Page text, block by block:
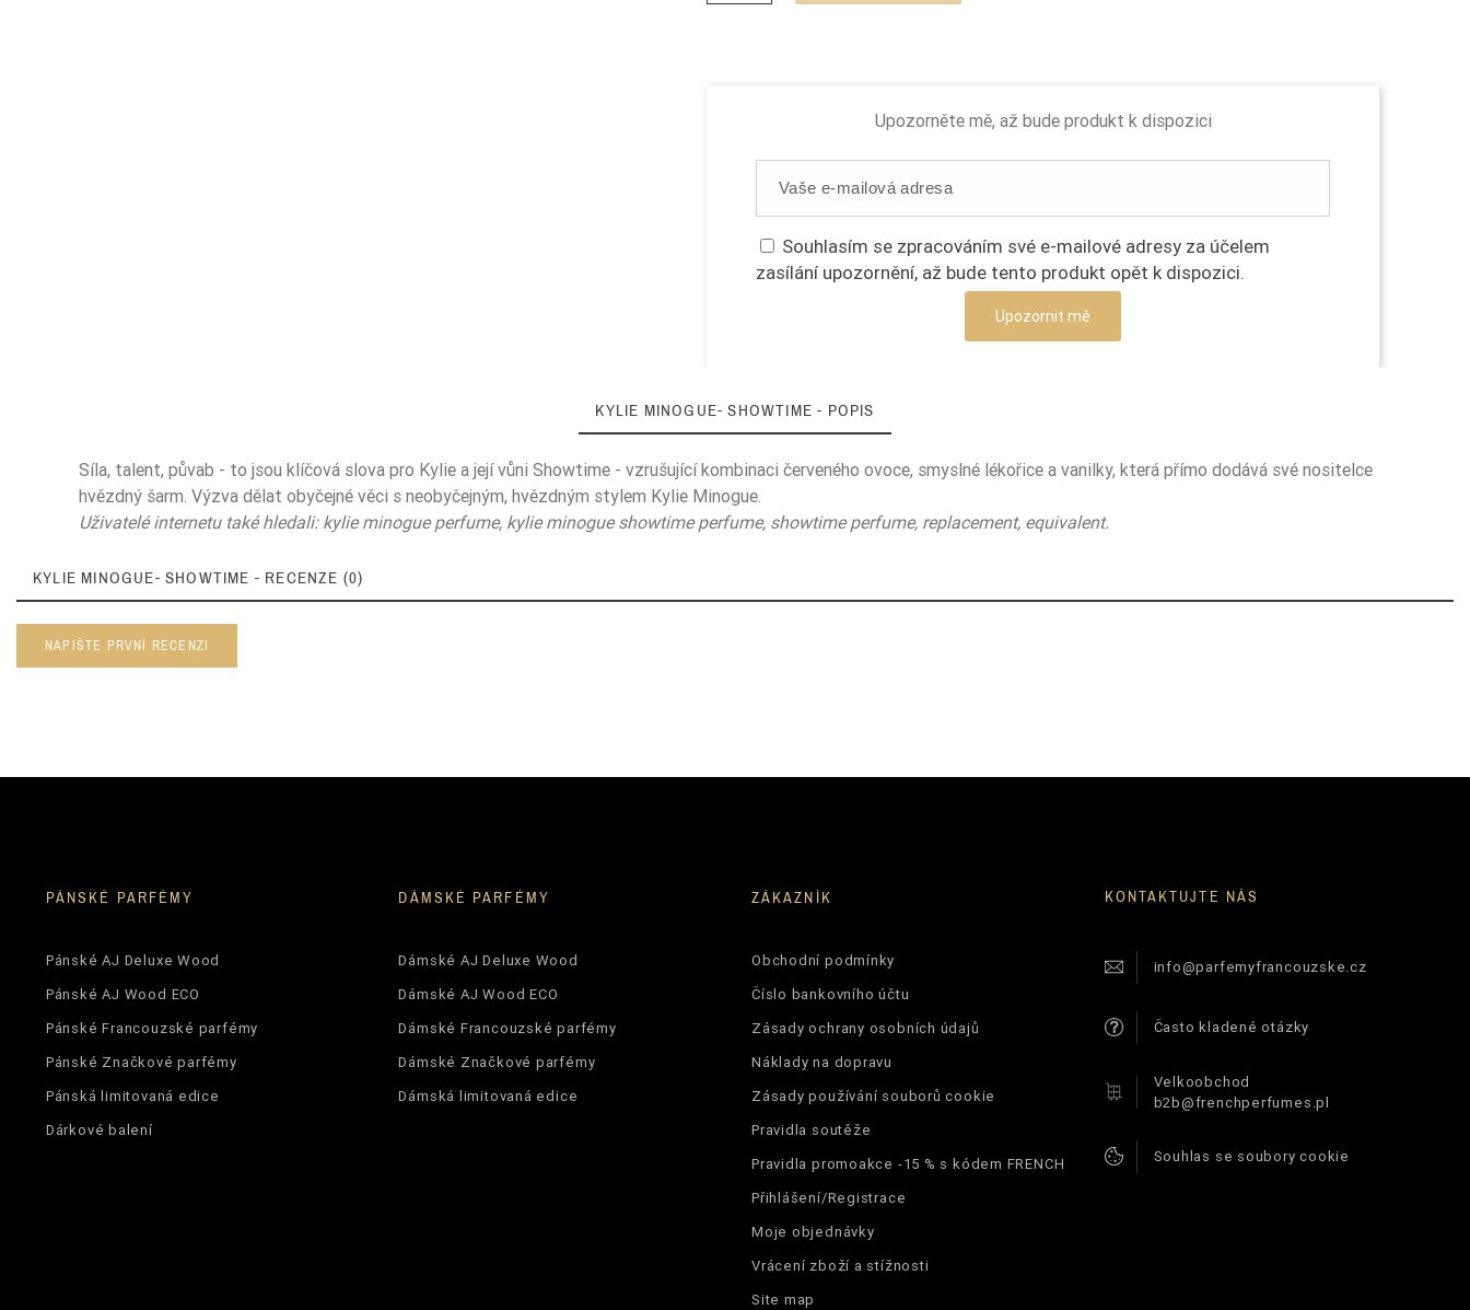
Upozorněte mě, až bude produkt k dispozici
Souhlasím se zpracováním své e-mailové adresy za účelem
zasílání upozornění, až bude tento produkt opět k dispozici.
Upozornit mě
KYLIE MINOGUE- SHOWTIME - POPIS
Síla, talent, půvab - to jsou klíčová slova pro Kylie a její vůni Showtime - vzrušující kombinaci červeného ovoce, smyslné lékořice a vanilky, která přímo dodává své nositelce
hvězdný šarm. Výzva dělat obyčejné věci s neobyčejným, hvězdným stylem Kylie Minogue.
Uživatelé internetu také hledali: kylie minogue perfume, kylie minogue showtime perfume, showtime perfume, replacement, equivalent.
KYLIE MINOGUE- SHOWTIME - RECENZE (0)
NAPIŠTE PRVNÍ RECENZI
PÁNSKÉ PARFÉMY
Pánské AJ Deluxe Wood
Pánské AJ Wood ECO
Pánské Francouzské parfémy
Pánské Značkové parfémy
Pánská limitovaná edice
Dárkové balení
DÁMSKÉ PARFÉMY
Dámské AJ Deluxe Wood
Dámské AJ Wood ECO
Dámské Francouzské parfémy
Dámské Značkové parfémy
Dámská limitovaná edice
ZÁKAZNÍK
Obchodní podmínky
Číslo bankovního účtu
Zásady ochrany osobních údajů
Náklady na dopravu
Zásady používání souborů cookie
Pravidla soutěže
Pravidla promoakce -15 % s kódem FRENCH
Přihlášení/Registrace
Moje objednávky
Vrácení zboží a stížnosti
Site map
KONTAKTUJTE NÁS
info@parfemyfrancouzske.cz
Často kladené otázky
Velkoobchod
b2b@frenchperfumes.pl
Souhlas se soubory cookie